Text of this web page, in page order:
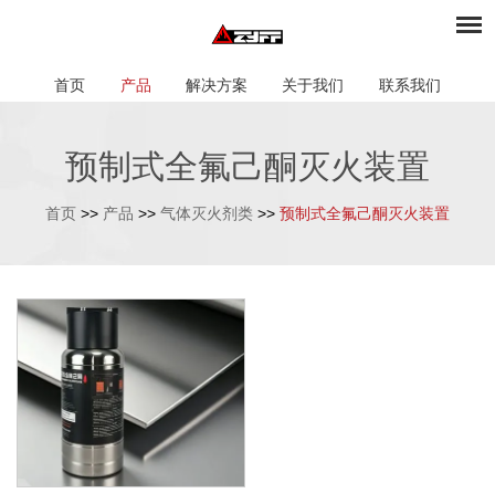
首页 产品 解决方案 关于我们 联系我们
预制式全氟己酮灭火装置
首页 >> 产品 >> 气体灭火剂类 >> 预制式全氟己酮灭火装置